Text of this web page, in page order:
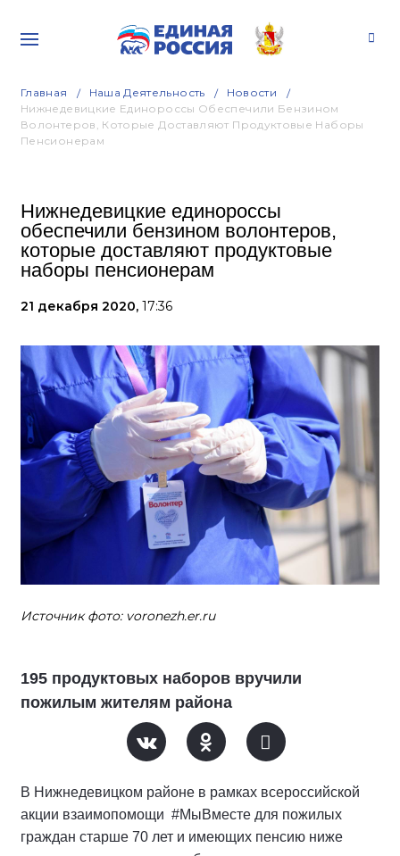
Главная Наша Деятельность
Новости
Нижнедевицкие Единороссы Обеспечили Бензином
Волонтеров, Которые Доставляют Продуктовые Наборы
Пенсионерам
Нижнедевицкие единороссы
обеспечили бензином волонтеров,
которые доставляют продуктовые
наборы пенсионерам
21 декабря 2020, 17:36
Источник фото: voronezh.er.ru
195 продуктовых наборов вручили
пожилым жителям района
В Нижнедевицком районе в рамках всероссийской
акции взаимопомощи #МыВместе для пожилых
граждан старше 70 лет и имеющих пенсию ниже